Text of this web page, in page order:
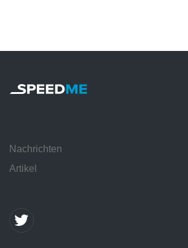
Nachrichten
Artikel